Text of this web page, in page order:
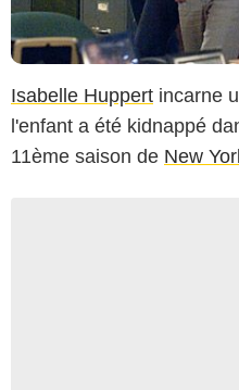
Isabelle Huppert incarne
l'enfant a été kidnappé
11ème saison de New